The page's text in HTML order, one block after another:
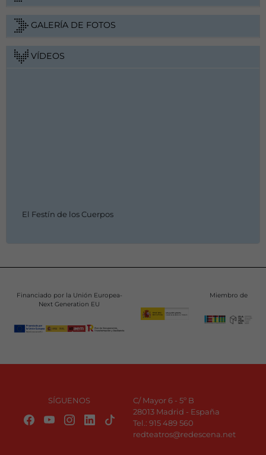
GALERÍA DE FOTOS
VÍDEOS
El Festín de los Cuerpos
Financiado por la Unión Europea-
Next Generation EU
Miembro de
SÍGUENOS
C/ Mayor 6 - 5º B
28013 Madrid - España
Tel.: 915 489 560
redteatros@redescena.net